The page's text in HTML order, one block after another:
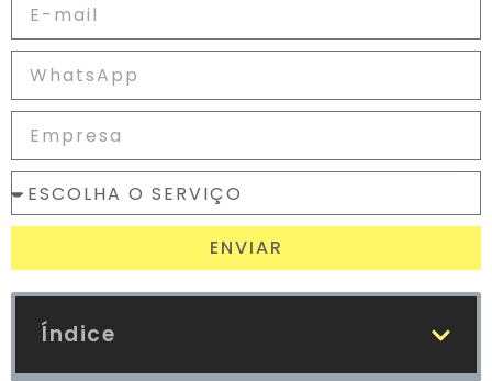
ENVIAR
Índice